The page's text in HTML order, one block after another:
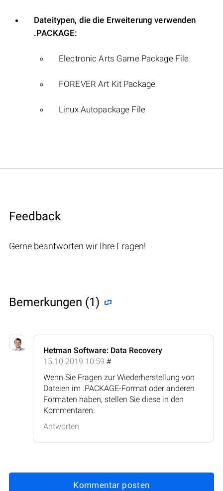
Dateitypen, die die Erweiterung verwenden
.PACKAGE:
Electronic Arts Game Package File
FOREVER Art Kit Package
Linux Autopackage File
Feedback
Gerne beantworten wir Ihre Fragen!
Bemerkungen (1)
Hetman Software: Data Recovery
15.10.2019 10:59 #
Wenn Sie Fragen zur Wiederherstellung von
Dateien im .PACKAGE-Format oder anderen
Formaten haben, stellen Sie diese in den
Kommentaren.
Antworten
Kommentar posten